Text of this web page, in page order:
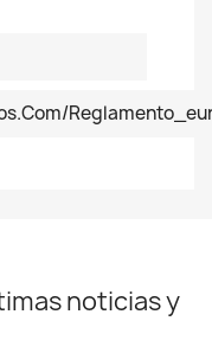
noticias y